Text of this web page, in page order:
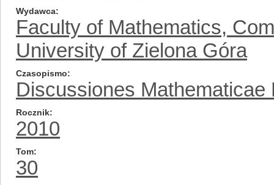
Wydawca
Faculty of Mathematics,
University of Zielona Góra
Czasopismo
Discussiones
Rocznik
2010
Tom
30